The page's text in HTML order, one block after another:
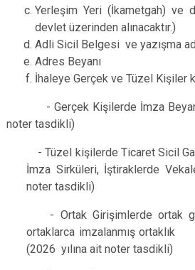
Yerleşim Yeri (İkametgah) ve
devlet üzerinden alınacaktır.)
Adli Sicil Belgesi ve yazışma
Adres Beyanı
İhaleye Gerçek ve Tüzel Kişiler
- Gerçek Kişilerde İmza
noter tasdikli)
- Tüzel kişilerde Ticaret Sicil
İmza Sirküleri, İştiraklerde
noter tasdikli)
- Ortak Girişimlerde ortak
ortaklarca imzalanmış
(2026 yılına ait noter tasdikli)